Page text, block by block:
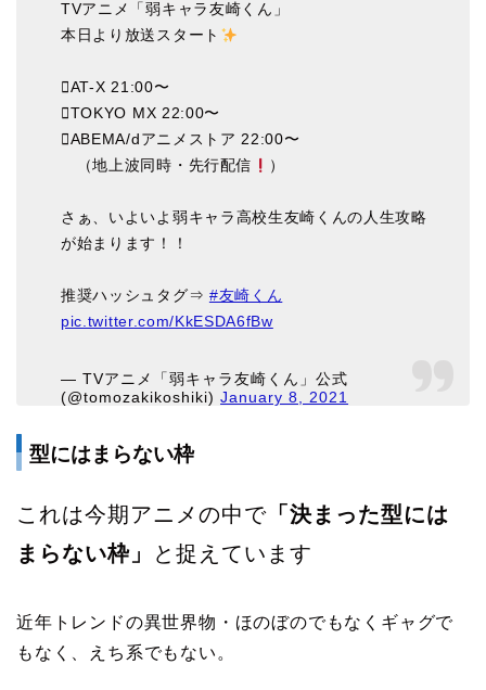
TVアニメ「弱キャラ友崎くん」
本日より放送スタート
AT-X 21:00〜
TOKYO MX 22:00〜
️ABEMA/dアニメストア 22:00〜
（地上波同時・先行配信
）
さぁ、いよいよ弱キャラ高校生友崎くんの人生攻略
が始まります！！
推奨ハッシュタグ⇒ #友崎くん
pic.twitter.com/KkESDA6fBw
— TVアニメ「弱キャラ友崎くん」公式
(@tomozakikoshiki)January 8, 2021
型にはまらない枠
これは今期アニメの中で 「決まった型には
まらない枠」
と捉えています
近年トレンドの異世界物・ほのぼのでもなくギャグで
もなく、えち系でもない。